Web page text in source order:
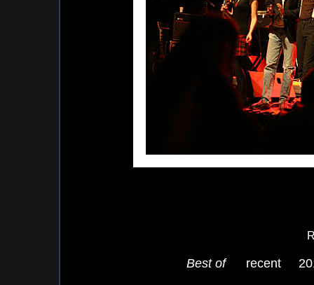
Best of recent